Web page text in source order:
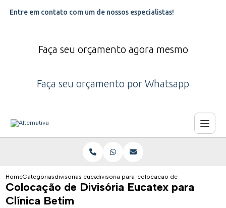
Entre em contato com um de nossos especialistas!
Faça seu orçamento agora mesmo
Faça seu orçamento por Whatsapp
HomeCategoriasdivisorias eucatexdivisoria para escritorio eucatex
colocacao de divisoria
Colocação de Divisória Eucatex para
Clínica Betim